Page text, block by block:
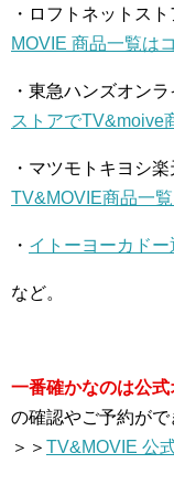
・ロフトネットスト
MOVIE 商品一覧は
・東急ハンズオン
ストアでTV&moive
・マツモトキヨシ
TV&MOVIE商品一
・ イトーヨーカド
など。
一番確かなのは公
の確認やご予約がで
＞＞ TV&MOVIE 公